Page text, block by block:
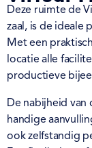
Deze ruimte de
zaal, is de ideale
Met een
locatie alle
productieve
De nabijheid van
handige
ook zelfstandig